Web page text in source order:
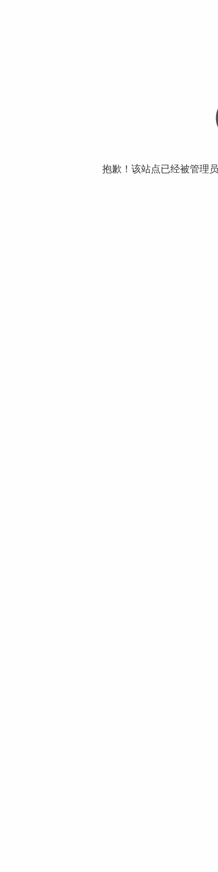
抱歉！该站点已经被管理